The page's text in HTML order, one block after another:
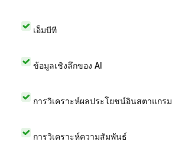
เอ็มบีที
ข้อมูลเชิงลึกของ AI
การวิเคราะห์ผลประโยชน์อินสตาแกรม
การวิเคราะห์ความสัมพันธ์